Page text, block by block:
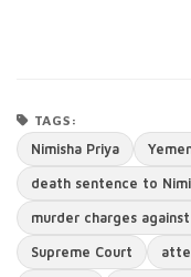
TAGS:
Nimisha Priya
death sentence to
murder charges
Supreme Court